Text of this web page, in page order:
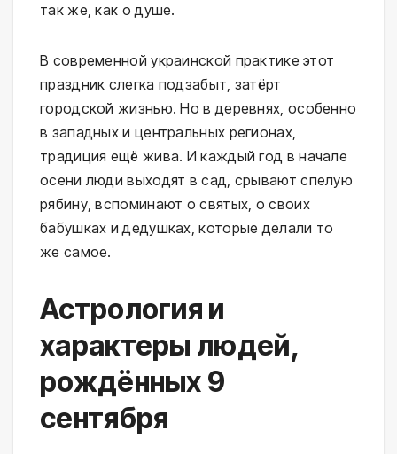
так же, как о душе.
В современной украинской практике этот
праздник слегка подзабыт, затёрт
городской жизнью. Но в деревнях, особенно
в западных и центральных регионах,
традиция ещё жива. И каждый год в начале
осени люди выходят в сад, срывают спелую
рябину, вспоминают о святых, о своих
бабушках и дедушках, которые делали то
же самое.
Астрология и
характеры людей,
рождённых 9
сентября